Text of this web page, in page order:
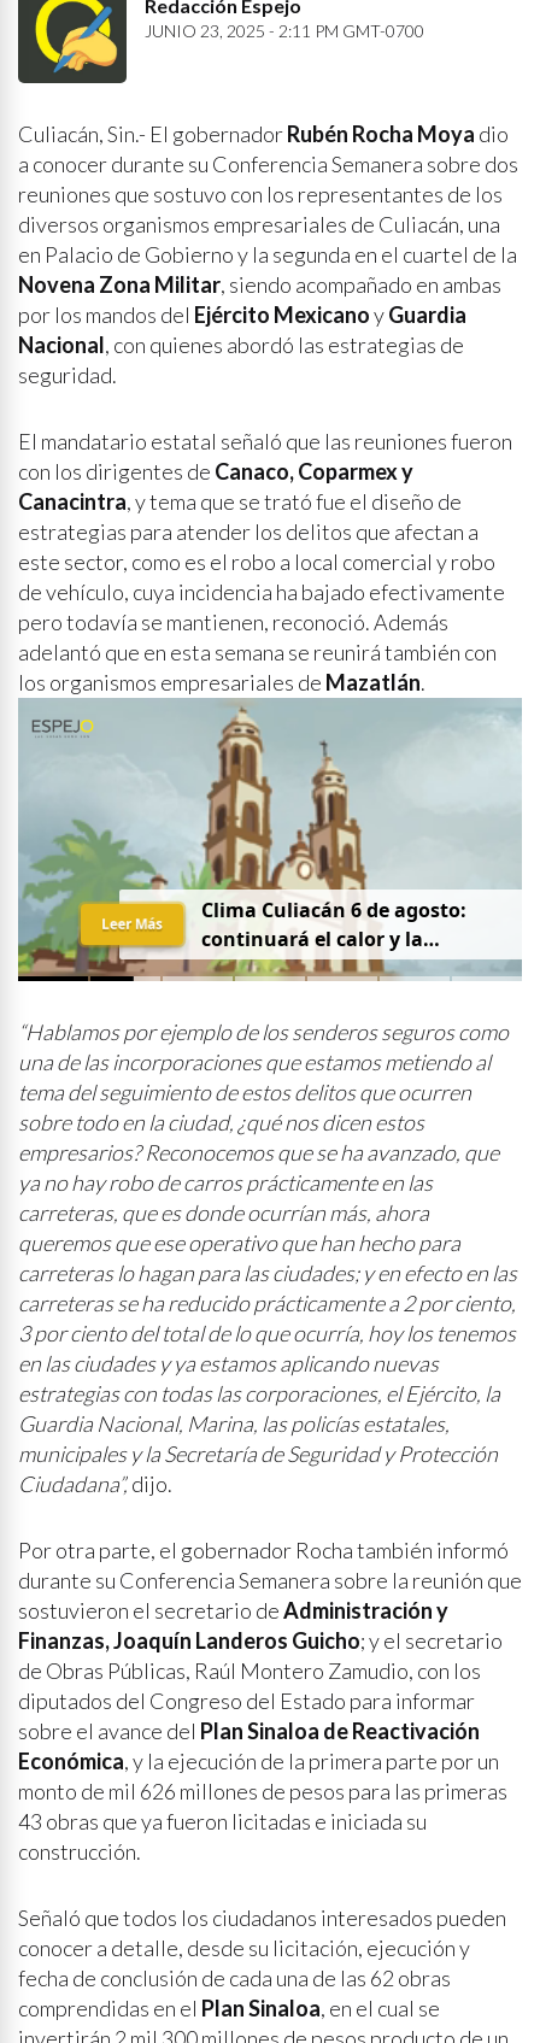
Redacción Espejo
JUNIO 23, 2025 - 2:11 PM GMT-0700
Culiacán, Sin.- El gobernadorRubén Rocha Moya dio
a conocer durante su Conferencia Semanera sobre dos
reuniones que sostuvo con los representantes de los
diversos organismos empresariales de Culiacán, una
en Palacio de Gobierno y la segunda en el cuartel de la
Novena Zona Militar, siendo acompañado en ambas
por los mandos del Ejército MexicanoyGuardia
Nacional, con quienes abordó las estrategias de
seguridad.
El mandatario estatal señaló que las reuniones fueron
con los dirigentes de Canaco, Coparmex y
Canacintra, y tema que se trató fue el diseño de
estrategias para atender los delitos que afectan a
este sector, como es el robo a local comercial y robo
de vehículo, cuya incidencia ha bajado efectivamente
pero todavía se mantienen, reconoció. Además
adelantó que en esta semana se reunirá también con
los organismos empresariales de Mazatlán.
Clima Culiacán 6 de agosto:
continuará el calor y la
probabilidad de lluvia
Leer Más
“Hablamos por ejemplo de los senderos seguros como
una de las incorporaciones que estamos metiendo al
tema del seguimiento de estos delitos que ocurren
sobre todo en la ciudad, ¿qué nos dicen estos
empresarios? Reconocemos que se ha avanzado, que
ya no hay robo de carros prácticamente en las
carreteras, que es donde ocurrían más, ahora
queremos que ese operativo que han hecho para
carreteras lo hagan para las ciudades; y en efecto en las
carreteras se ha reducido prácticamente a 2 por ciento,
3 por ciento del total de lo que ocurría, hoy los tenemos
en las ciudades y ya estamos aplicando nuevas
estrategias con todas las corporaciones, el Ejército, la
Guardia Nacional, Marina, las policías estatales,
municipales y la Secretaría de Seguridad y Protección
Ciudadana”,dijo.
Por otra parte, el gobernador Rocha también informó
durante su Conferencia Semanera sobre la reunión que
sostuvieron el secretario deAdministración y
Finanzas, Joaquín Landeros Guicho; y el secretario
de Obras Públicas, Raúl Montero Zamudio, con los
diputados del Congreso del Estado para informar
sobre el avance del Plan Sinaloa de Reactivación
Económica, y la ejecución de la primera parte por un
monto de mil 626 millones de pesos para las primeras
43 obras que ya fueron licitadas e iniciada su
construcción.
Señaló que todos los ciudadanos interesados pueden
conocer a detalle, desde su licitación, ejecución y
fecha de conclusión de cada una de las 62 obras
comprendidas en el Plan Sinaloa, en el cual se